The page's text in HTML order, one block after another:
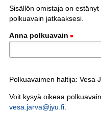
Sisällön omistaja on
polkuavain jatkaaksesi.
Anna polkuavain
Polkuavaimen haltija: Vesa
Voit kysyä oikeaa
vesa.jarva@jyu.fi.